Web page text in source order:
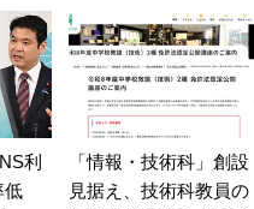
利
低
「情報・技術科」創設
見据え、技術科教員の